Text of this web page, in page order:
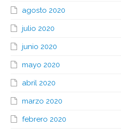
agosto 2020
julio 2020
junio 2020
mayo 2020
abril 2020
marzo 2020
febrero 2020